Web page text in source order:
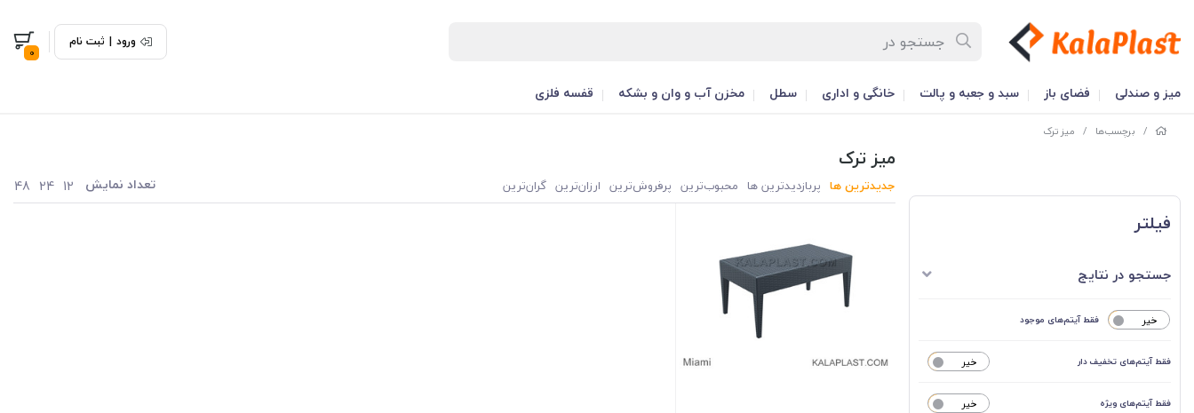
ورود | ثبت نام
0
میز و صندلی فضای باز سبد و جعبه و پالت خانگی و اداری سطل مخزن آب و وان و بشکه قفسه فلزی
/ برچسب‌ها / میز ترک
فیلتر
جستجو در نتایج
خیر فقط آیتم‌های موجود
خیر فقط آیتم‌های تخفیف دار
خیر فقط آیتم‌های ویژه
میز ترک
جدیدترین ها پربازدیدترین ها محبوب‌‌ترین پرفروش‌ترین ارزان‌ترین گران‌ترین تعداد نمایش 12
24
48